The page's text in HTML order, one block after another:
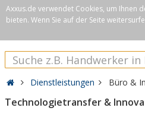
Axxus.de verwendet Cookies, um Ihnen
bieten. Wenn Sie auf der Seite
Dienstleistungen Büro &
Technologietransfer &